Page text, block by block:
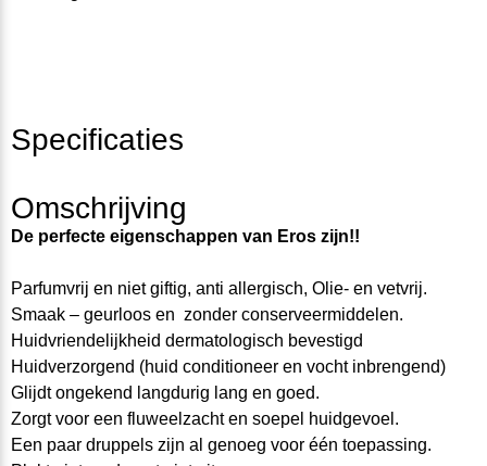
Specificaties
Omschrijving
De perfecte eigenschappen van Eros zijn!!
Parfumvrij en niet giftig, anti allergisch, Olie- en vetvrij.
Smaak – geurloos en zonder conserveermiddelen.
Huidvriendelijkheid dermatologisch bevestigd
Huidverzorgend (huid conditioneer en vocht inbrengend)
Glijdt ongekend langdurig lang en goed.
Zorgt voor een fluweelzacht en soepel huidgevoel.
Een paar druppels zijn al genoeg voor één toepassing.